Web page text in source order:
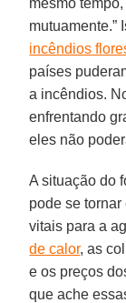
mutuamente.”
incêndios
países
a incêndios.
enfrentando
eles não
A situação do
pode se
vitais para a
de calor, as
e os preços
que ache